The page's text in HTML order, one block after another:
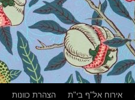
אירוח אל"ף בי"ת הצהרת כוונות